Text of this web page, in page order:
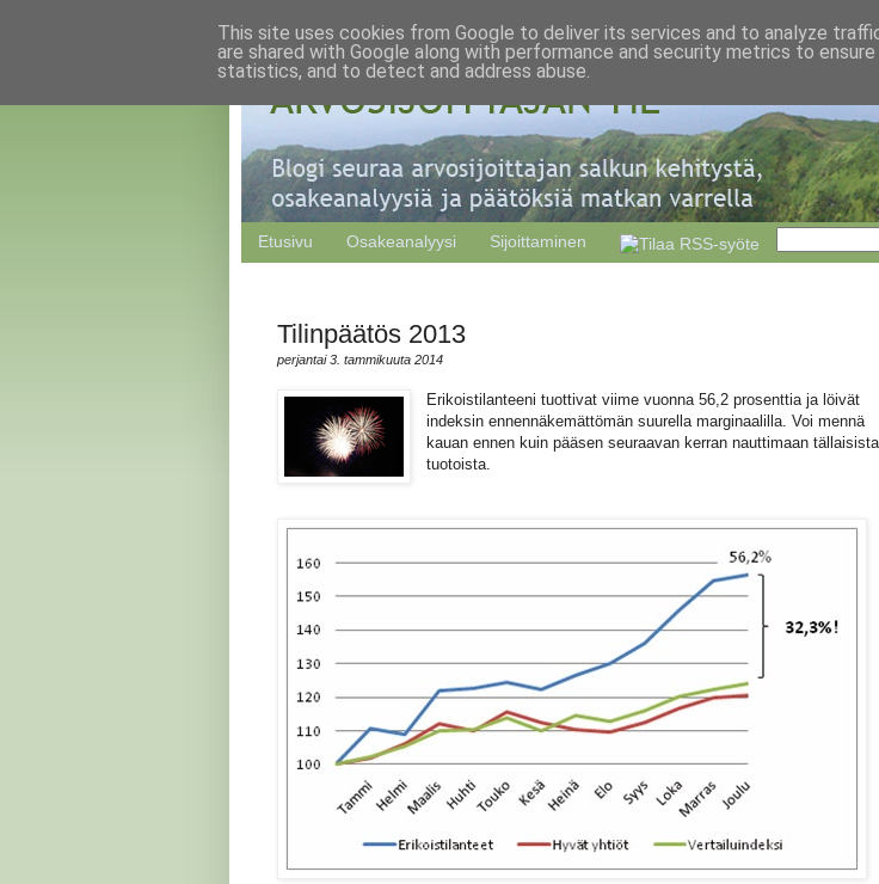
Etusivu Osakeanalyysi Sijoittaminen
Tilinpäätös 2013
perjantai 3. tammikuuta 2014
Erikoistilanteeni tuottivat viime vuonna 56,2 prosenttia ja löivät
indeksin ennennäkemättömän suurella marginaalilla. Voi mennä
kauan ennen kuin pääsen seuraavan kerran nauttimaan tällaisista
tuotoista.
This site uses cookies from Google to deliver its services and to analyze
are shared with Google along with performance and security metrics to
statistics, and to detect and address abuse.